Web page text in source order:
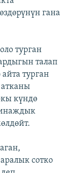
гана
турган
талап
турган
атканы
күндө
сотко